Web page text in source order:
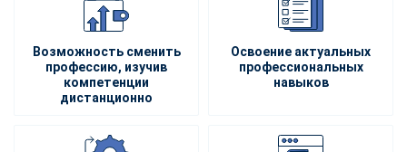
Возможность сменить
профессию, изучив
компетенции
дистанционно
Освоение актуальных
профессиональных
навыков